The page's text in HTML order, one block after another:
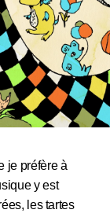
je préfère à
y est
les tartes